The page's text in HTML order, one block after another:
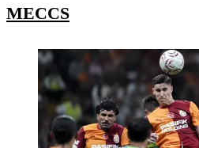
MECCS